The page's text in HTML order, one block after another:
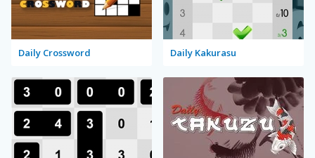
Daily Crossword Daily Kakurasu